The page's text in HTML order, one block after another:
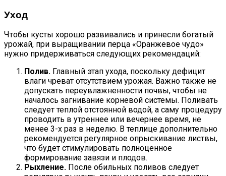
Уход
Чтобы кусты хорошо развивались и принесли богатый
урожай, при выращивании перца «Оранжевое чудо»
нужно придерживаться следующих рекомендаций:
Полив. Главный этап ухода, поскольку дефицит
влаги чреват отсутствием урожая. Важно также не
допускать переувлажненности почвы, чтобы не
началось загнивание корневой системы. Поливать
следует теплой отстоянной водой, а саму процедуру
проводить в утреннее или вечернее время, не
менее 3-х раз в неделю. В теплице дополнительно
рекомендуется регулярное опрыскивание листвы,
что будет стимулировать полноценное
формирование завязи и плодов.
Рыхление. После обильных поливов следует